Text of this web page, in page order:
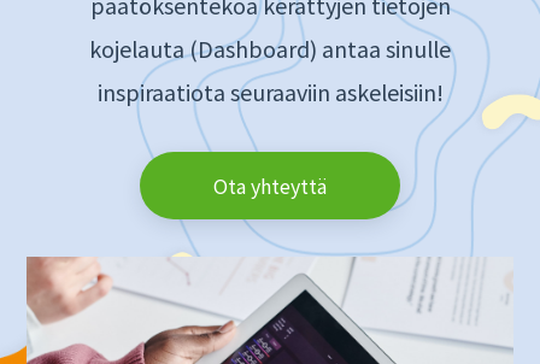
kojelauta (Dashboard) antaa sinulle
inspiraatiota seuraaviin askeleisiin!
Ota yhteyttä